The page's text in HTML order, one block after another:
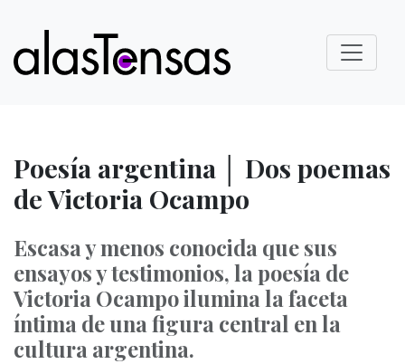
Poesía argentina │ Dos poemas
de Victoria Ocampo
Escasa y menos conocida que sus
ensayos y testimonios, la poesía de
Victoria Ocampo ilumina la faceta
íntima de una figura central en la
cultura argentina.